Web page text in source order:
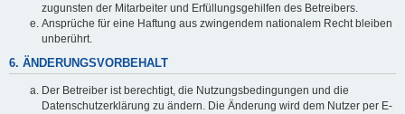
zugunsten der Mitarbeiter und Erfüllungsgehilfen des Betreibers.
Ansprüche für eine Haftung aus zwingendem nationalem Recht bleiben
unberührt.
6. ÄNDERUNGSVORBEHALT
Der Betreiber ist berechtigt, die Nutzungsbedingungen und die
Datenschutzerklärung zu ändern. Die Änderung wird dem Nutzer per E-